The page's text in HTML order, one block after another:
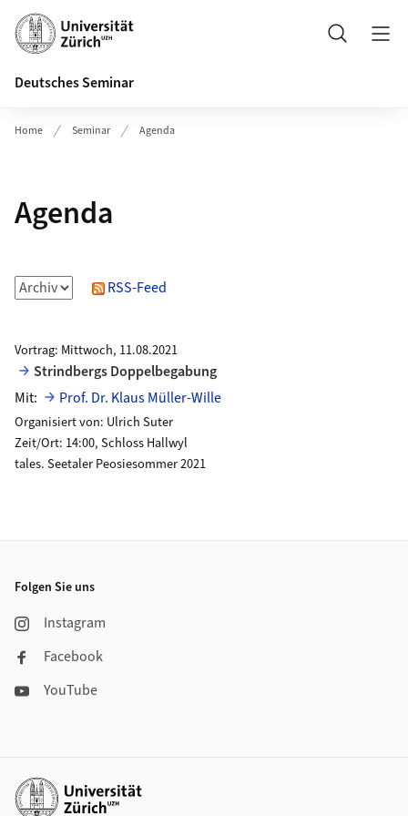
Header
Suche
Deutsches Seminar
Home Seminar Agenda
Agenda
RSS-Feed
Vortrag: Mittwoch, 11.08.2021
Strindbergs Doppelbegabung
Mit:
Prof. Dr. Klaus Müller-Wille
Organisiert von: Ulrich Suter
Zeit/Ort: 14:00, Schloss Hallwyl
tales. Seetaler Peosiesommer 2021
Folgen Sie uns
Instagram
Facebook
YouTube
Weiterführende Links